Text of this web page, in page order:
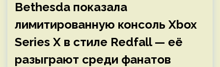
Bethesda показала
лимитированную консоль Xbox
Series X в стиле Redfall — её
разыграют среди фанатов